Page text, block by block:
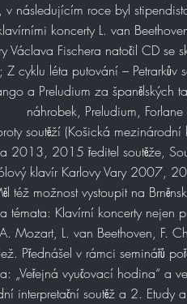
v následujícím roce byl
koncerty L. van
Václava Fischera natočil CD se
cyklu léta putování – Petrarkův
a Preludium za španělských
náhrobek, Preludium,
soutěží (Košická
2015 ředitel soutěže,
klavír Karlovy Vary 2007,
též možnost vystoupit na
témata: Klavírní koncerty nejen
Mozart, L. van Beethoven, F.
Přednášel v rámci seminářů
„Veřejná vyučovací hodina“ a
interpretační soutěž a 2. Etudy